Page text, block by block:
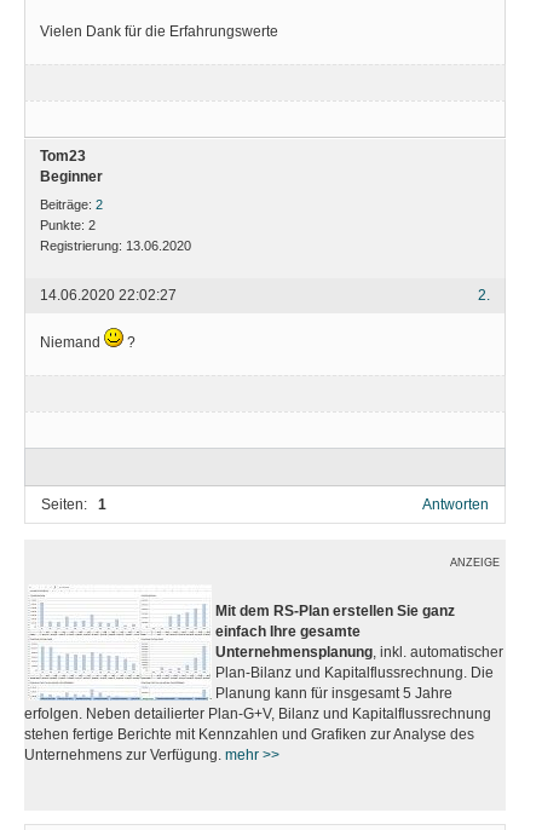
Vielen Dank für die Erfahrungswerte
Tom23
Beginner
Beiträge: 2
Punkte: 2
Registrierung: 13.06.2020
2.
14.06.2020 22:02:27
Niemand ?
Seiten: 1 Antworten
ANZEIGE
Mit dem RS-Plan erstellen Sie ganz
einfach Ihre gesamte
Unternehmensplanung , inkl. automatischer
Plan-Bilanz und Kapitalflussrechnung. Die
Planung kann für insgesamt 5 Jahre
erfolgen. Neben detailierter Plan-G+V, Bilanz und Kapitalflussrechnung
stehen fertige Berichte mit Kennzahlen und Grafiken zur Analyse des
Unternehmens zur Verfügung. mehr >>